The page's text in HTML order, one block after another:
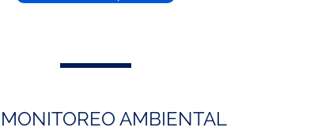
MONITOREO AMBIENTAL